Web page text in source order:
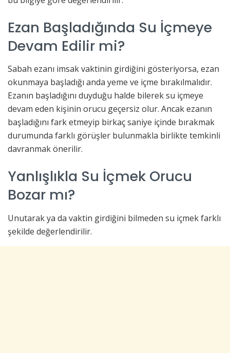
Ezan Başladığında Su İçmeye
Devam Edilir mi?
Sabah ezanı imsak vaktinin girdiğini gösteriyorsa, ezan
okunmaya başladığı anda yeme ve içme bırakılmalıdır.
Ezanın başladığını duyduğu halde bilerek su içmeye
devam eden kişinin orucu geçersiz olur. Ancak ezanın
başladığını fark etmeyip birkaç saniye içinde bırakmak
durumunda farklı görüşler bulunmakla birlikte temkinli
davranmak önerilir.
Yanlışlıkla Su İçmek Orucu
Bozar mı?
Unutarak ya da vaktin girdiğini bilmeden su içmek farklı
şekilde değerlendirilir.